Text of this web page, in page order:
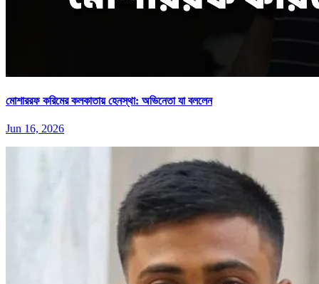
মোশাররফ করিমের কলকাতায় হেনস্থা: অভিনেতা যা বললেন
Jun 16, 2026